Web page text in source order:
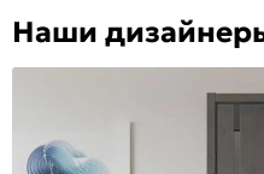
Наши